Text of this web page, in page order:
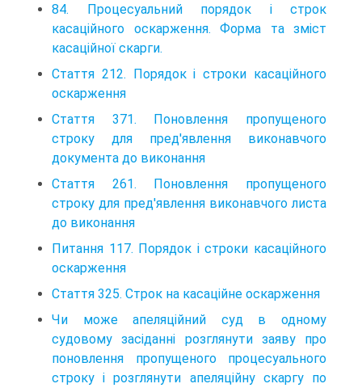
84. Процесуальний порядок і строк
касаційного оскарження. Форма та зміст
касаційної скарги.
Стаття 212. Порядок і строки касаційного
оскарження
Стаття 371. Поновлення пропущеного
строку для пред'явлення виконавчого
документа до виконання
Стаття 261. Поновлення пропущеного
строку для пред'явлення виконавчого листа
до виконання
Питання 117. Порядок і строки касаційного
оскарження
Стаття 325. Строк на касаційне оскарження
Чи може апеляційний суд в одному
судовому засіданні розглянути заяву про
поновлення пропущеного процесуального
строку і розглянути апеляційну скаргу по